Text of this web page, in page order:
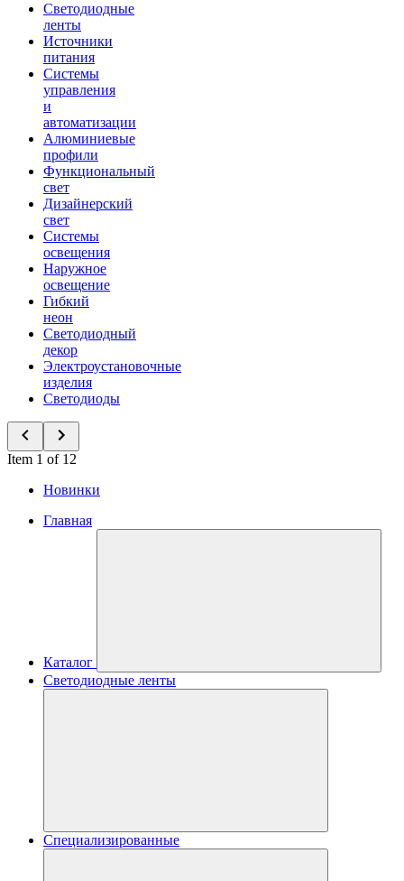
Светодиодные
ленты
Источники
питания
Системы
управления
и
автоматизации
Алюминиевые
профили
Функциональный
свет
Дизайнерский
свет
Системы
освещения
Наружное
освещение
Гибкий
неон
Светодиодный
декор
Электроустановочные
изделия
Светодиоды
Item 1 of 12
Новинки
Главная
Каталог
Светодиодные ленты
Специализированные